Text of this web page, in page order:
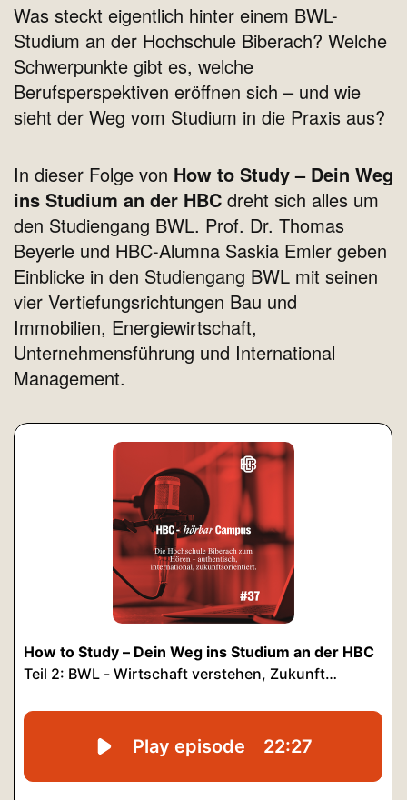
Was steckt eigentlich hinter einem BWL-
Studium an der Hochschule Biberach? Welche
Schwerpunkte gibt es, welche
Berufsperspektiven eröffnen sich – und wie
sieht der Weg vom Studium in die Praxis aus?
In dieser Folge von How to Study – Dein Weg
ins Studium an der HBC dreht sich alles um
den Studiengang BWL. Prof. Dr. Thomas
Beyerle und HBC-Alumna Saskia Emler geben
Einblicke in den Studiengang BWL mit seinen
vier Vertiefungsrichtungen Bau und
Immobilien, Energiewirtschaft,
Unternehmensführung und International
Management.